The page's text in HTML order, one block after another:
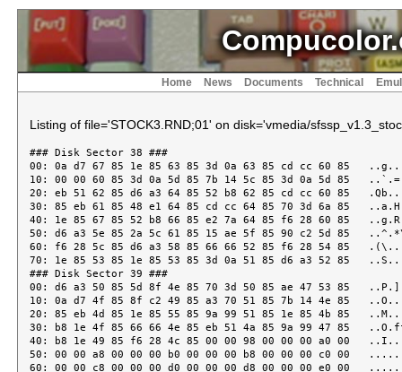
Home News Documents Technical
Listing of file='STOCK3.RND;01' on disk='vmedia/
### Disk Sector 38 ###
00: 0a d7 67 85 1e 85 63 85 3d 0a 63 85 cd cc 60 85
10: 00 00 60 85 3d 0a 5d 85 7b 14 5c 85 3d 0a 5d 85
20: eb 51 62 85 d6 a3 64 85 52 b8 62 85 cd cc 60 85
30: 85 eb 61 85 48 e1 64 85 cd cc 64 85 70 3d 6a 85
40: 1e 85 67 85 52 b8 66 85 e2 7a 64 85 f6 28 60 85
50: d6 a3 5e 85 2a 5c 61 85 15 ae 5f 85 90 c2 5d 85
60: f6 28 5c 85 d6 a3 58 85 66 66 52 85 f6 28 54 85
70: 1e 85 53 85 1e 85 53 85 3d 0a 51 85 d6 a3 52 85
### Disk Sector 39 ###
00: d6 a3 50 85 5d 8f 4e 85 70 3d 50 85 ae 47 53 85
10: 0a d7 4f 85 8f c2 49 85 a3 70 51 85 7b 14 4e 85
20: 85 eb 4d 85 1e 85 55 85 9a 99 51 85 1e 85 4b 85
30: b8 1e 4f 85 66 66 4e 85 eb 51 4a 85 9a 99 47 85
40: b8 1e 49 85 f6 28 4c 85 00 00 98 00 00 00 a0 00
50: 00 00 a8 00 00 00 b0 00 00 00 b8 00 00 00 c0 00
60: 00 00 c8 00 00 00 d0 00 00 00 d8 00 00 00 e0 00